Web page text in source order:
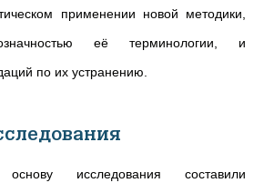
применении новой методики,
её терминологии, и
по их устранению.
основу исследования составили